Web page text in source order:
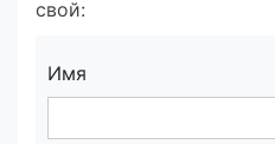
свой:
Имя